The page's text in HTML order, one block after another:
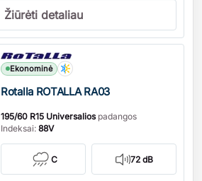
Žiūrėti detaliau
Ekonominė
Rotalla ROTALLA RA03
195/60 R15 Universaliospadangos
Indeksai: 88V
C 72 dB